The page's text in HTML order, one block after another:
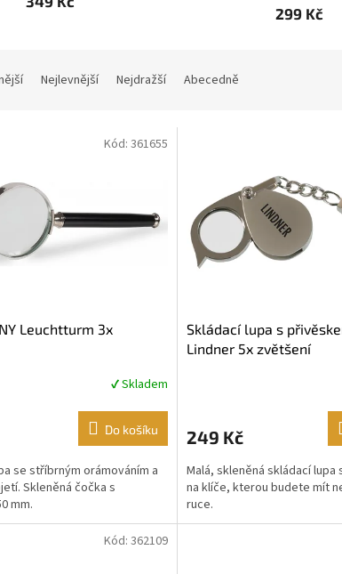
299 Kč
Nejlevnější Nejdražší Abecedně
Leuchtturm 3x
✔ Skladem
Do košíku
se stříbrným orámováním a
Skleněná čočka s
mm.
Kód: 361655
Skládací lupa s
Lindner 5x zvětšení
je
z
5
hvězdiček.
249 Kč
Malá, skleněná skládací lupa
na klíče, kterou budete mít
ruce.
Kód: 362109